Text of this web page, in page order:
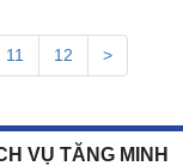
11 12 >